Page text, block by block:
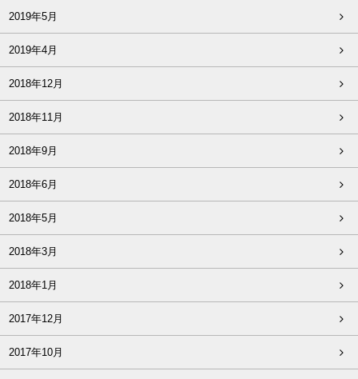
2019年5月
2019年4月
2018年12月
2018年11月
2018年9月
2018年6月
2018年5月
2018年3月
2018年1月
2017年12月
2017年10月